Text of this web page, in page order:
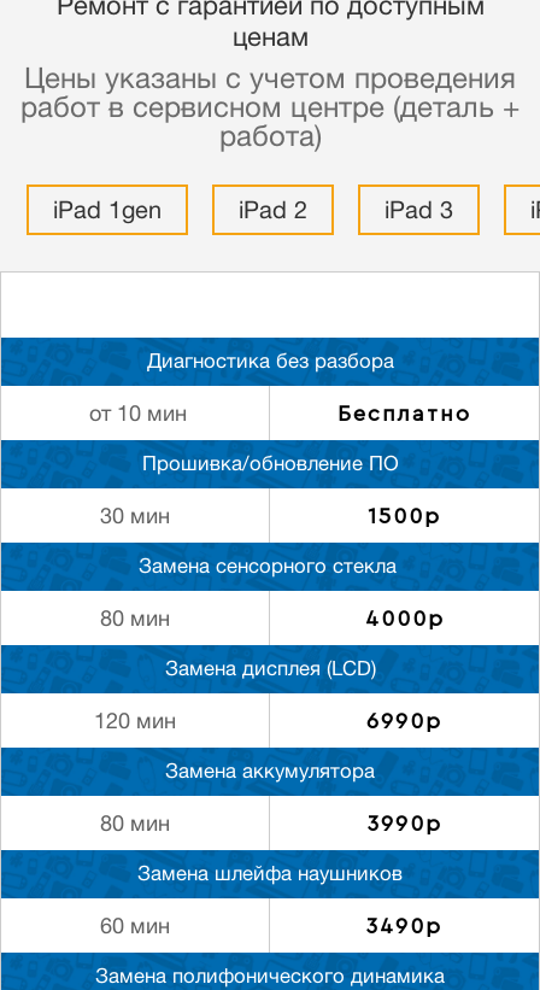
Ремонт с гарантией по доступным
ценам
Цены указаны с учетом проведения
работ в сервисном центре (деталь +
работа)
iPad 1gen iPad 2 iPad 3
Диагностика без разбора
от 10 мин Бесплатно
Прошивка/обновление ПО
30 мин 1500р
Замена сенсорного стекла
80 мин 4000р
Замена дисплея (LCD)
120 мин 6990р
Замена аккумулятора
80 мин 3990р
Замена шлейфа наушников
60 мин 3490р
Замена полифонического динамика